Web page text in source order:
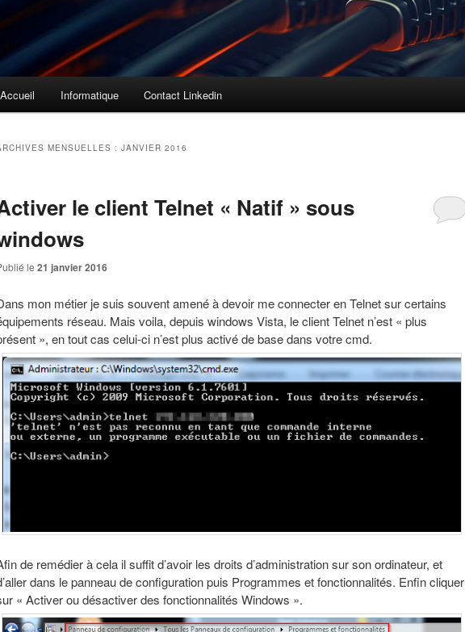
Accueil Informatique Contact Linkedin
MENSUELLES : JANVIER 2016
le client Telnet « Natif » sous
le 21 janvier 2016
mon métier je suis souvent amené à devoir me connecter en Telnet sur certains
réseau. Mais voila, depuis windows Vista, le client Telnet n’est « plus
», en tout cas celui-ci n’est plus activé de base dans votre cmd.
de remédier à cela il suffit d’avoir les droits d’administration sur son ordinateur, et
dans le panneau de configuration puis Programmes et fonctionnalités. Enfin cliquer
« Activer ou désactiver des fonctionnalités Windows ».